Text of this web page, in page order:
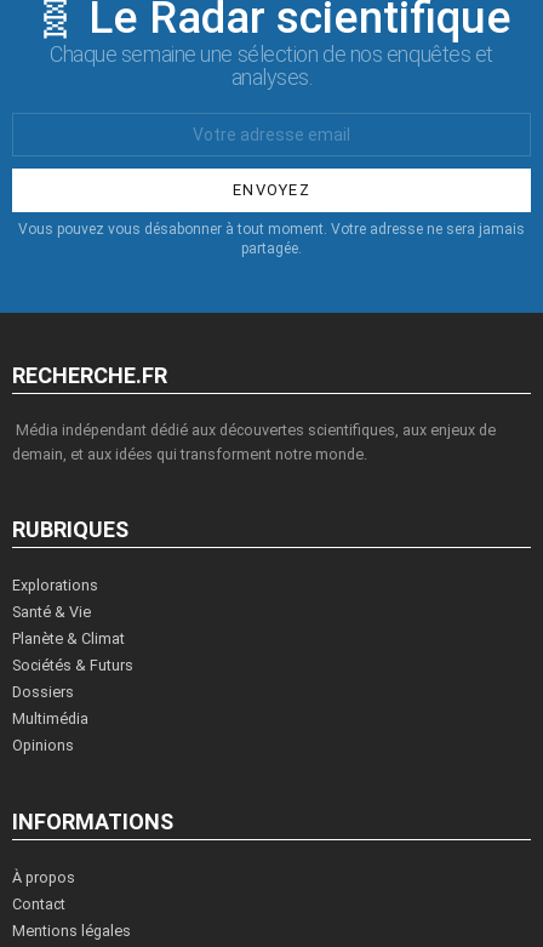
🧬 Le Radar scientifique
Chaque semaine une sélection de nos enquêtes et
analyses.
:
Vous pouvez vous désabonner à tout moment. Votre adresse ne sera jamais
partagée.
RECHERCHE.FR
Média indépendant dédié aux découvertes scientifiques, aux enjeux de
demain, et aux idées qui transforment notre monde.
RUBRIQUES
Explorations
Santé & Vie
Planète & Climat
Sociétés & Futurs
Dossiers
Multimédia
Opinions
INFORMATIONS
À propos
Contact
Mentions légales